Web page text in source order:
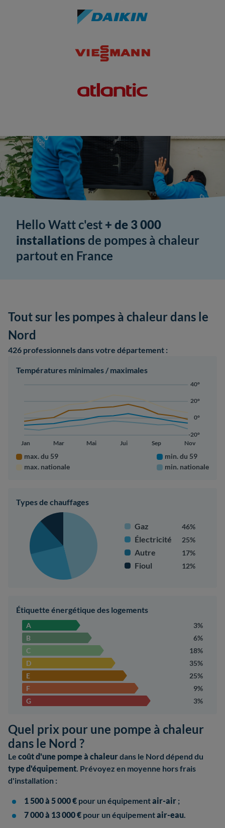
Hello Watt c'est + de 3 000
installations de pompes à chaleur
partout en France
Tout sur les pompes à chaleur dans le
Nord
426 professionnelsdans votre département :
Températures minimales / maximales
-20°
0°
20°
40°
Jan Mar Mai Jui Sep Nov
max. du 59
max. nationale
min. du 59
min. nationale
Types de chauffages
Gaz 46%
Électricité 25%
Autre 17%
Fioul 12%
Étiquette énergétique des logements
A
3%
B
6%
C
18%
D
35%
E
25%
F
9%
G
3%
Quel prix pour une pompe à chaleur
dans le Nord ?
Le coût d'une pompe à chaleurdans le Nord dépend du
type d'équipement. Prévoyez en moyenne hors frais
d'installation :
1 500 à 5 000 € pour un équipementair-air ;
7 000 à 13 000 € pour un équipementair-eau.